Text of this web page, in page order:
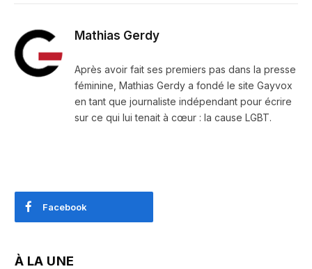
Mathias Gerdy
Après avoir fait ses premiers pas dans la presse
féminine, Mathias Gerdy a fondé le site Gayvox
en tant que journaliste indépendant pour écrire
sur ce qui lui tenait à cœur : la cause LGBT.
Facebook
À LA UNE